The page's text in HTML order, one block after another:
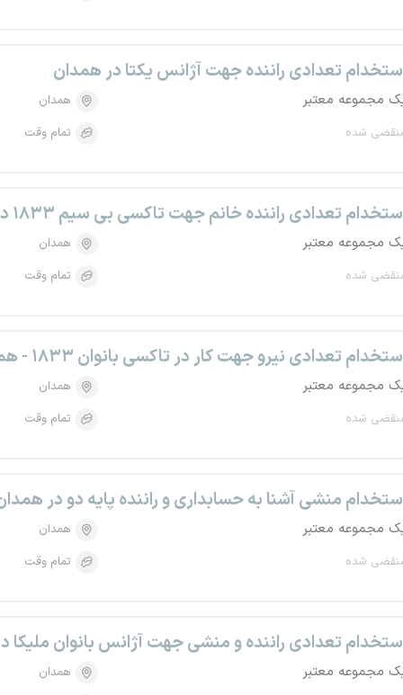
تعدادی راننده جهت آژانس یکتا در همدان
مجموعه معتبر
شده
همدان
تمام وقت
تعدادی راننده خانم جهت تاکسی بی سیم ۱۸۳۳ در همدان
مجموعه معتبر
شده
همدان
تمام وقت
تعدادی نیرو جهت کار در تاکسی بانوان ۱۸۳۳ - همدان
مجموعه معتبر
شده
همدان
تمام وقت
منشی آشنا به حسابداری و راننده پایه دو در
مجموعه معتبر
شده
همدان
تمام وقت
تعدادی راننده و منشی جهت آژانس بانوان ملیکا
مجموعه معتبر
همدان